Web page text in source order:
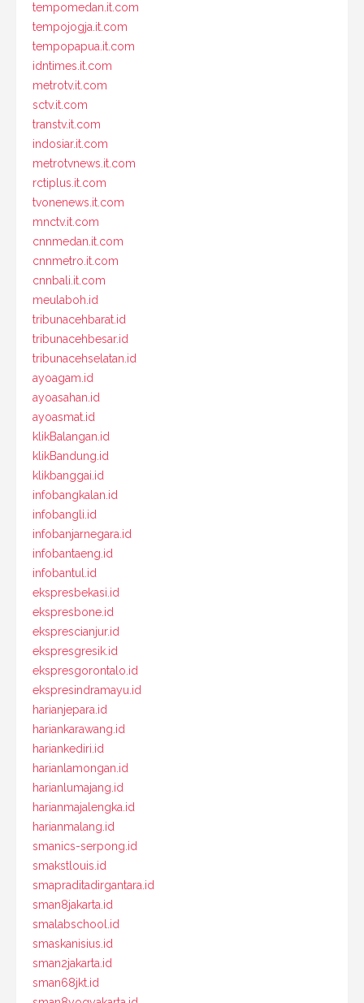
tempomedan.it.com
tempojogja.it.com
tempopapua.it.com
idntimes.it.com
metrotv.it.com
sctv.it.com
transtv.it.com
indosiar.it.com
metrotvnews.it.com
rctiplus.it.com
tvonenews.it.com
mnctv.it.com
cnnmedan.it.com
cnnmetro.it.com
cnnbali.it.com
meulaboh.id
tribunacehbarat.id
tribunacehbesar.id
tribunacehselatan.id
ayoagam.id
ayoasahan.id
ayoasmat.id
klikBalangan.id
klikBandung.id
klikbanggai.id
infobangkalan.id
infobangli.id
infobanjarnegara.id
infobantaeng.id
infobantul.id
ekspresbekasi.id
ekspresbone.id
eksprescianjur.id
ekspresgresik.id
ekspresgorontalo.id
ekspresindramayu.id
harianjepara.id
hariankarawang.id
hariankediri.id
harianlamongan.id
harianlumajang.id
harianmajalengka.id
harianmalang.id
smanics-serpong.id
smakstlouis.id
smapraditadirgantara.id
sman8jakarta.id
smalabschool.id
smaskanisius.id
sman2jakarta.id
sman68jkt.id